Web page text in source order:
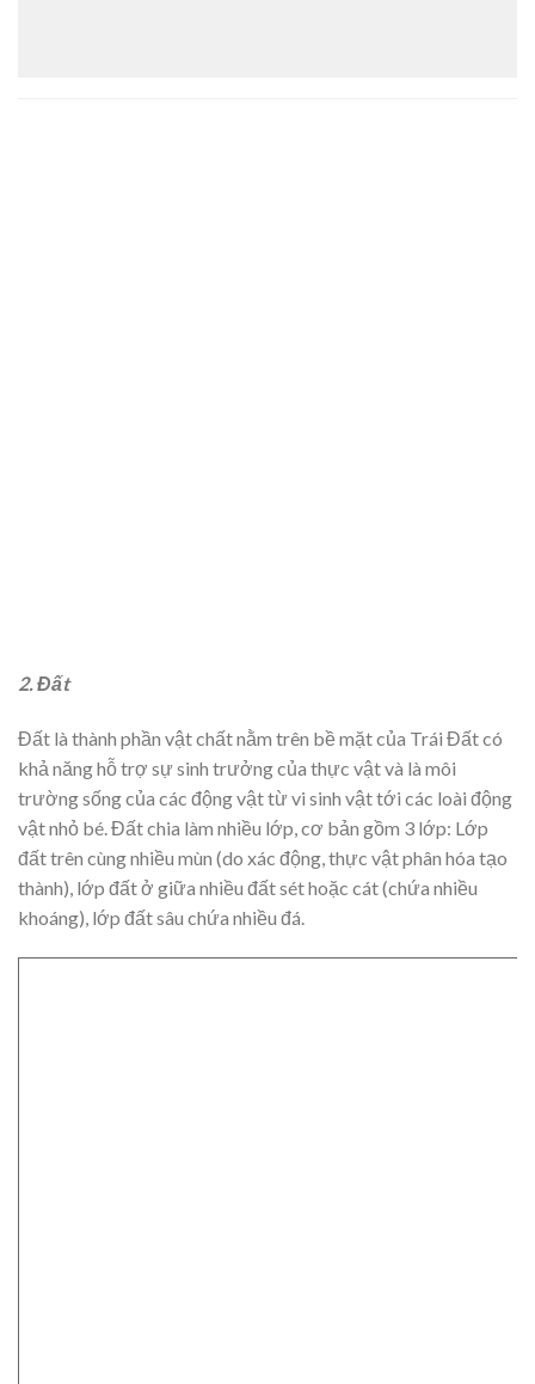
2. Đất
Đất là thành phần vật chất nằm trên bề mặt của Trái Đất có
khả năng hỗ trợ sự sinh trưởng của thực vật và là môi
trường sống của các động vật từ vi sinh vật tới các loài động
vật nhỏ bé. Đất chia làm nhiều lớp, cơ bản gồm 3 lớp: Lớp
đất trên cùng nhiều mùn (do xác động, thực vật phân hóa tạo
thành), lớp đất ở giữa nhiều đất sét hoặc cát (chứa nhiều
khoáng), lớp đất sâu chứa nhiều đá.